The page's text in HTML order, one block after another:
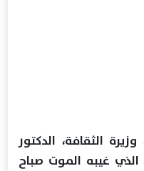
الثقافة، الدكتور
الذي غيبه الموت صباح